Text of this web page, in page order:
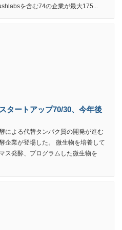
を含む74の企業が最大175...
タートアップ70/30、今年後
による代替タンパク質の開発が進む
企業が登場した。 微生物を培養して
ス発酵、プログラムした微生物を